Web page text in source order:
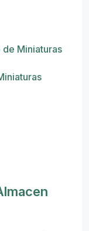
Miniaturas